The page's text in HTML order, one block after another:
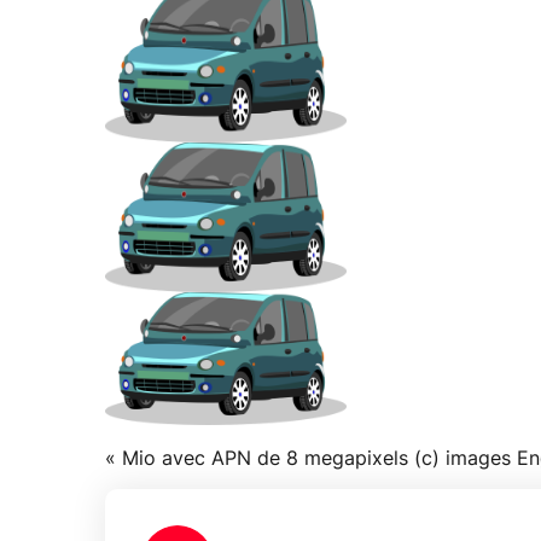
« Mio avec APN de 8 megapixels (c) images